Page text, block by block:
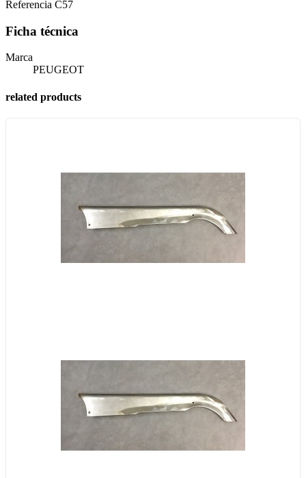
Referencia C57
Ficha técnica
Marca
PEUGEOT
related products